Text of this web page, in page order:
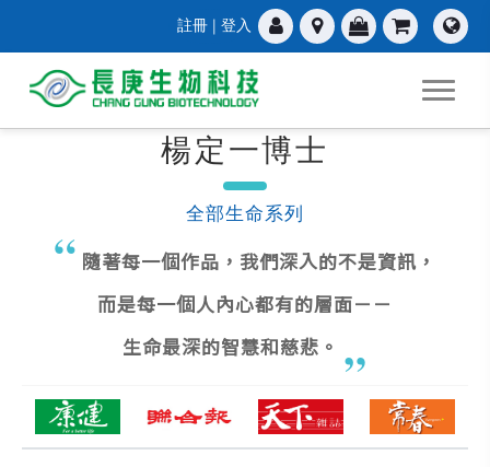
註冊 | 登入
楊定一博士
全部生命系列
隨著每一個作品，我們深入的不是資訊，
而是每一個人內心都有的層面－－
生命最深的智慧和慈悲。